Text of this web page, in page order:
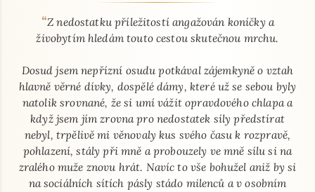
O mně - seznamka profil
“Z nedostatku příležitostí angažován koníčky a
živobytím hledám touto cestou skutečnou mrchu.
Dosud jsem nepřízní osudu potkával zájemkyně o vztah
hlavně věrné dívky, dospělé dámy, které už se sebou byly
natolik srovnané, že si umí vážit opravdového chlapa a
když jsem jím zrovna pro nedostatek síly předstírat
nebyl, trpělivě mi věnovaly kus svého času k rozpravě,
pohlazení, stály při mně a probouzely ve mně sílu si na
zralého muže znovu hrát. Navíc to vše bohužel aniž by si
na sociálních sítích pásly stádo milenců a v osobním